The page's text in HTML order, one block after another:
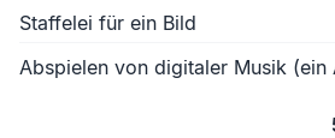
Staffelei für ein Bild
Abspielen von digitaler Musik (ein